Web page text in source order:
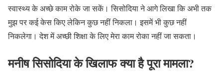
स्वास्थ्य के अच्छे काम रोके जा सकें। सिसोदिया ने आगे लिखा कि अभी तक
मुझ पर कई केस किए लेकिन कुछ नहीं निकला। इसमें भी कुछ नहीं
निकलेगा। देश में अच्छी शिक्षा के लिए मेरा काम रोका नहीं जा सकता।
मनीष सिसोदिया के खिलाफ क्या है पूरा मामला?